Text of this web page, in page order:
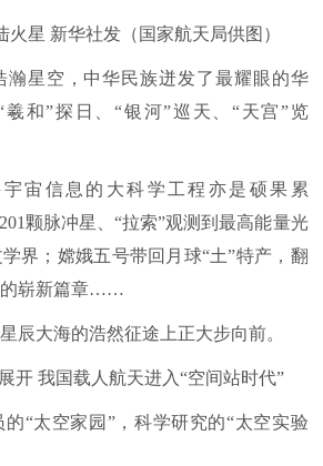
星 新华社发（国家航天局供图）
星空，中华民族迸发了最耀眼的华
和”探日、“银河”巡天、“天宫”览
信息的大科学工程亦是硕果累
颗脉冲星、“拉索”观测到最高能量光
界；嫦娥五号带回月球“土”特产，翻
的崭新篇章……
大海的浩然征途上正大步向前。
我国载人航天进入“空间站时代”
太空家园”，科学研究的“太空实验